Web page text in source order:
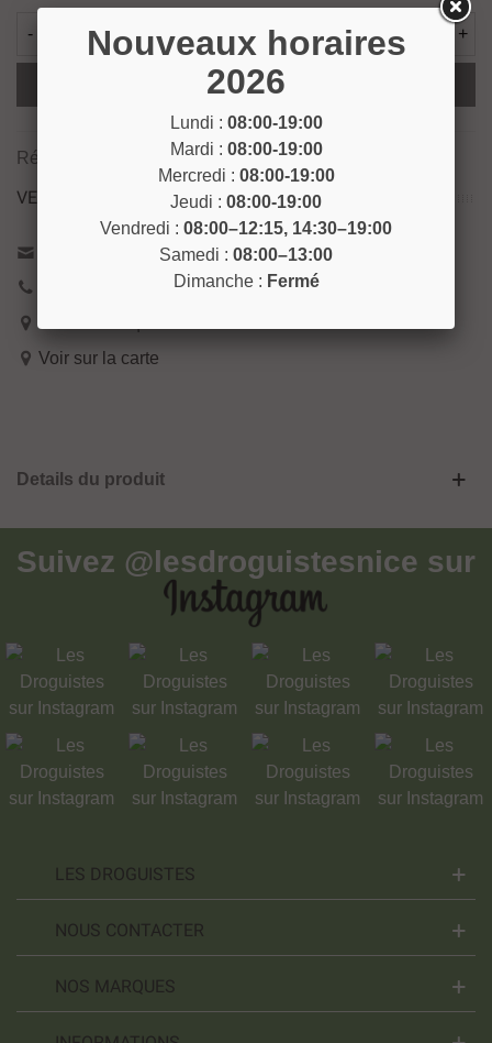
- +
Ajouter Au Panier
Référence: LASURE17
VENEZ NOUS RENCONTRER !
Contactez-nous
54 Bd de Riquier 06300 Nice
Voir sur la carte
Details du produit
Suivez @lesdroguistesnice sur
LES DROGUISTES
NOUS CONTACTER
NOS MARQUES
Nouveaux horaires
2026
Lundi : 08:00-19:00
Mardi : 08:00-19:00
Mercredi : 08:00-19:00
Jeudi : 08:00-19:00
Vendredi : 08:00–12:15, 14:30–19:00
Samedi : 08:00–13:00
Dimanche : Fermé